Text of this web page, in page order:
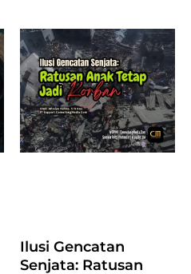
Ilusi Gencatan
Senjata: Ratusan